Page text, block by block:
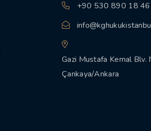
+90 530 890 18 46
Gazi Mustafa Kemal Blv.
Çankaya/Ankara